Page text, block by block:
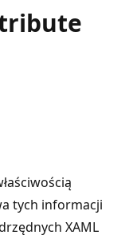
tych informacji
XAML